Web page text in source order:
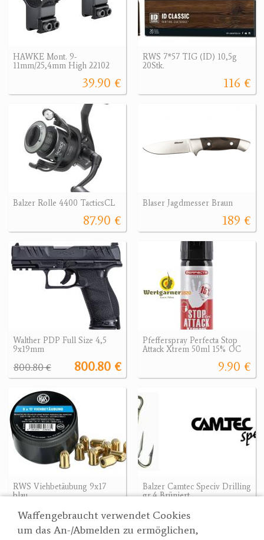
Waffengebraucht verwendet Cookies
um das An-/Abmelden zu ermöglichen,
HAWKE Mont. 9-
11mm/25,4mm High 22102
39.90 €
RWS 7*57 TIG (ID) 10,5g
20Stk.
116 €
Balzer Rolle 4400 TacticsCL
87.90 €
Blaser Jagdmesser Braun
189 €
Walther PDP Full Size 4,5
9x19mm
800.80 €
800.80 €
Pfefferspray Perfecta Stop
Attack Xtrem 50ml 15% OC
9.90 €
RWS Viehbetäubung 9x17
blau
39.90 €
Balzer Camtec Speciv Drilling
gr.4 Brüniert